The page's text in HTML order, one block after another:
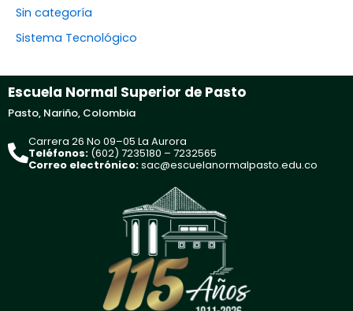
Sin categoría
Sistema Tecnológico
Escuela Normal Superior de Pasto
Pasto, Nariño, Colombia
Carrera 26 No 09–05 La Aurora
Teléfonos: (602) 7235180 – 7232565
Correo electrónico:sac@escuelanormalpasto.edu.co